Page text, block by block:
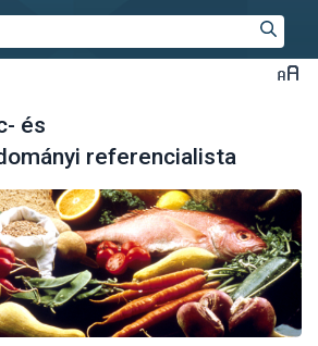
és
referencialista